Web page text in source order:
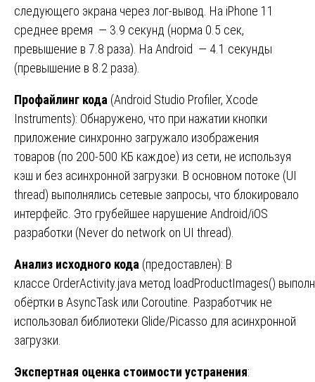
следующего экрана через лог-вывод. На iPhone 11
среднее время — 3.9 секунд (норма 0.5 сек,
превышение в 7.8 раза). На Android — 4.1 секунды
(превышение в 8.2 раза).
Профайлинг кода (Android Studio Profiler, Xcode
Instruments): Обнаружено, что при нажатии кнопки
приложение синхронно загружало изображения
товаров (по 200-500 КБ каждое) из сети, не используя
кэш и без асинхронной загрузки. В основном потоке (UI
thread) выполнялись сетевые запросы, что блокировало
интерфейс. Это грубейшее нарушение Android/iOS
разработки (Never do network on UI thread).
Анализ исходного кода (предоставлен): В
классе OrderActivity.java метод loadProductImages()
обёртки в AsyncTask или Coroutine. Разработчик не
использовал библиотеки Glide/Picasso для асинхронной
загрузки.
Экспертная оценка стоимости устранения: